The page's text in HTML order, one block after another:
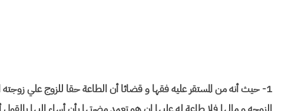
1- حيث أنه من المستقر عليه فقها و قضائا أن الطاعة حقا للزوج علي